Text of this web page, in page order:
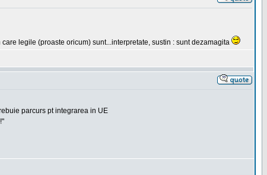
legile (proaste oricum) sunt...interpretate, sustin : sunt dezamagita
parcurs pt integrarea in UE